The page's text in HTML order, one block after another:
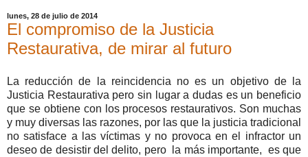
lunes, 28 de julio de 2014
El compromiso de la Justicia
Restaurativa, de mirar al futuro
La reducción de la reincidencia no es un objetivo de la
Justicia Restaurativa pero sin lugar a dudas es un beneficio
que se obtiene con los procesos restaurativos. Son muchas
y muy diversas las razones, por las que la justicia tradicional
no satisface a las víctimas y no provoca en el infractor un
deseo de desistir del delito, pero la más importante, es que